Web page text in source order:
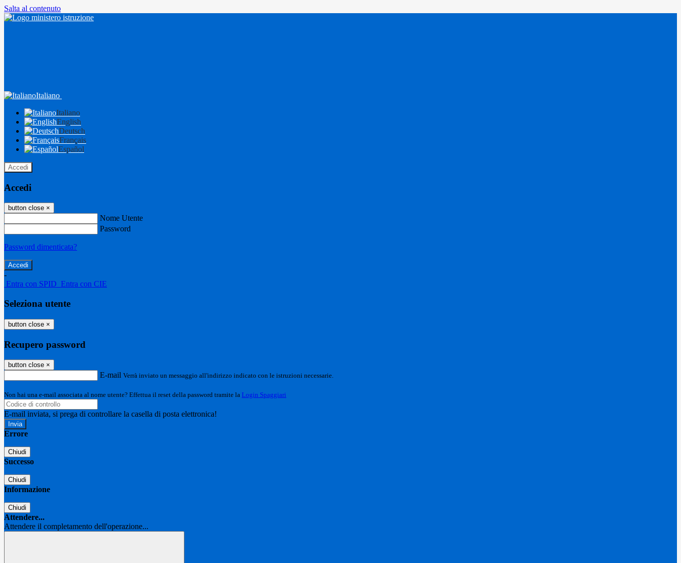
Salta al contenuto
Italiano
Italiano
English
Deutsch
Français
Español
Accedi
Accedi
button close ×
Nome Utente
Password
Password dimenticata?
-
Entra con SPID Entra con CIE
Seleziona utente
button close ×
Recupero password
button close ×
E-mail Verrà inviato un messaggio all'indirizzo indicato con le istruzioni necessarie.
Non hai una e-mail associata al nome utente? Effettua il reset della password tramite la Login Spaggiari
E-mail inviata, si prega di controllare la casella di posta elettronica!
Errore
Chiudi
Successo
Chiudi
Informazione
Chiudi
Attendere...
Attendere il completamento dell'operazione...